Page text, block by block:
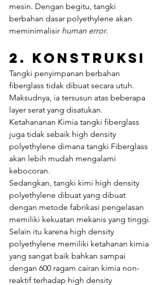
mesin. Dengan begitu, tangki
berbahan dasar polyethylene akan
meminimalisir human error.
2. Konstruksi
Tangki penyimpanan berbahan
fiberglass tidak dibuat secara utuh.
Maksudnya, ia tersusun atas beberapa
layer serat yang disatukan.
Ketahananan Kimia tangki fiberglass
juga tidak sebaik high density
polyethylene dimana tangki Fiberglass
akan lebih mudah mengalami
kebocoran.
Sedangkan, tangki kimi high density
polyethylene dibuat yang dibuat
dengan metode fabrikasi pengelasan
memiliki kekuatan mekanis yang tinggi.
Selain itu karena high density
polyethylene memiliki ketahanan kimia
yang sangat baik bahkan sampai
dengan 600 ragam cairan kimia non-
reaktif terhadap high density